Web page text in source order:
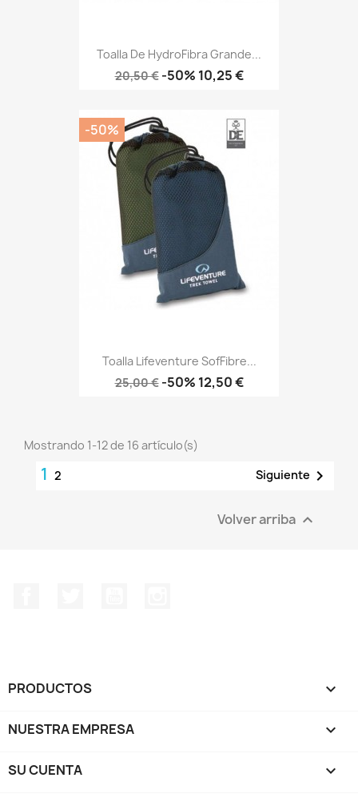
Toalla De HydroFibra Grande...
Precio
20,50 € -50% Precio
10,25 €
Toalla Lifeventure SofFibre...
Precio
25,00 € -50% Precio
12,50 €
-50%
Mostrando 1-12 de 16 artículo(s)
1 2 Siguiente 
Volver arriba 
PRODUCTOS 
NUESTRA EMPRESA 
SU CUENTA 